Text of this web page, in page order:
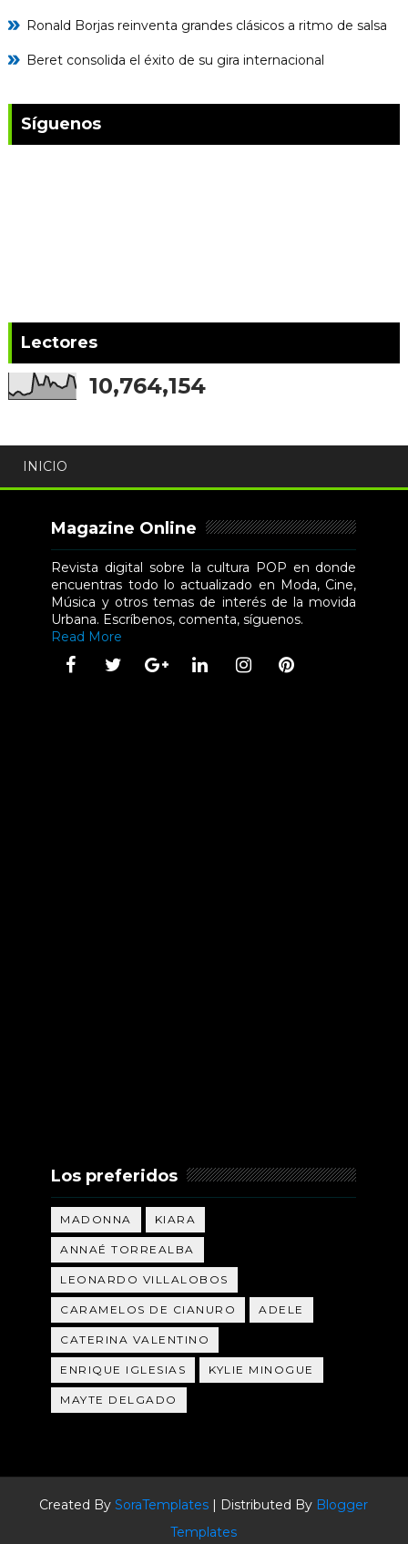
Ronald Borjas reinventa grandes clásicos a ritmo de salsa
Beret consolida el éxito de su gira internacional
Síguenos
Lectores
10,764,154
INICIO
Magazine Online
Revista digital sobre la cultura POP en donde
encuentras todo lo actualizado en Moda, Cine,
Música y otros temas de interés de la movida
Urbana. Escríbenos, comenta, síguenos.
Read More
Los preferidos
MADONNA KIARA
ANNAÉ TORREALBA
LEONARDO VILLALOBOS
CARAMELOS DE CIANURO ADELE
CATERINA VALENTINO
ENRIQUE IGLESIAS KYLIE MINOGUE
MAYTE DELGADO
Created BySoraTemplates | Distributed By Blogger
Templates